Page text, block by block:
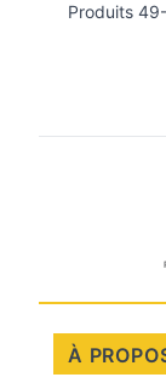
Produits 49-
À